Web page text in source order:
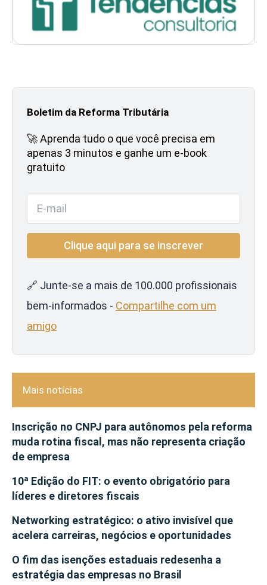
Boletim da Reforma Tributária
🚀 Aprenda tudo o que você precisa em
apenas 3 minutos e ganhe um e-book
gratuito
🔗 Junte-se a mais de 100.000 profissionais
bem-informados - Compartilhe com um
amigo
Mais notícias
Inscrição no CNPJ para autônomos pela reforma
muda rotina fiscal, mas não representa criação
de empresa
10ª Edição do FIT: o evento obrigatório para
líderes e diretores fiscais
Networking estratégico: o ativo invisível que
acelera carreiras, negócios e oportunidades
O fim das isenções estaduais redesenha a
estratégia das empresas no Brasil